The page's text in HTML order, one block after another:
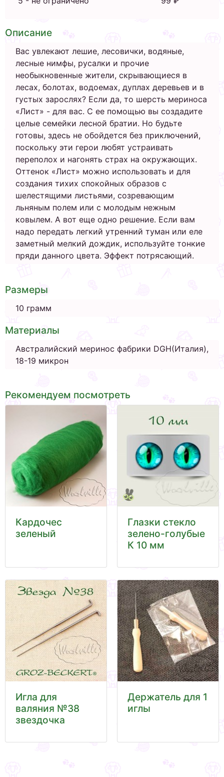
Описание
Вас увлекают лешие, лесовички, водяные,
лесные нимфы, русалки и прочие
необыкновенные жители, скрывающиеся в
лесах, болотах, водоемах, дуплах деревьев и в
густых зарослях? Если да, то шерсть мериноса
«Лист» - для вас. С ее помощью вы создадите
целые семейки лесной братии. Но будьте
готовы, здесь не обойдется без приключений,
поскольку эти герои любят устраивать
переполох и нагонять страх на окружающих.
Оттенок «Лист» можно использовать и для
создания тихих спокойных образов с
шелестящими листьями, созревающим
льняным полем или с молодым нежным
ковылем. А вот еще одно решение. Если вам
надо передать легкий утренний туман или еле
заметный мелкий дождик, используйте тонкие
пряди данного цвета. Эффект потрясающий.
Размеры
10 грамм
Материалы
Австралийский меринос фабрики DGH(Италия),
18-19 микрон
Рекомендуем посмотреть
Кардочес
зеленый
Глазки стекло
зелено-голубые
К 10 мм
Игла для
валяния №38
звездочка
Держатель для 1
иглы